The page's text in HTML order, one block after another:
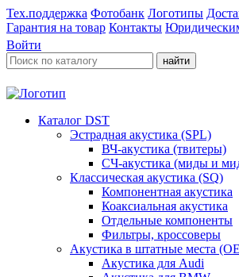
Тех.поддержка Фотобанк Логотипы
Гарантия на товар Контакты
Войти
найти
Каталог DST
Эстрадная акустика (SPL)
ВЧ-акустика (твитеры)
СЧ-акустика (миды и
Классическая акустика (SQ)
Компонентная акустика
Коаксиальная акустика
Отдельные компоненты
Фильтры, кроссоверы
Акустика в штатные места
Акустика для Audi